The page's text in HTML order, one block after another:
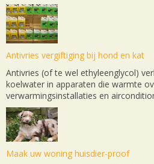
Antivries vergiftiging bij hond en kat
Antivries (of te wel ethyleenglycol)
koelwater in apparaten die warmte
verwarmingsinstallaties en
Maak uw woning huisdier-proof